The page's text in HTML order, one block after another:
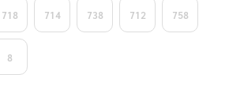
718 714 738 712 758
8